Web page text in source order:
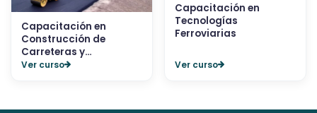
Capacitación en
Construcción de
Carreteras y
Autopistas
Ver curso
Capacitación en
Tecnologías
Ferroviarias
Ver curso